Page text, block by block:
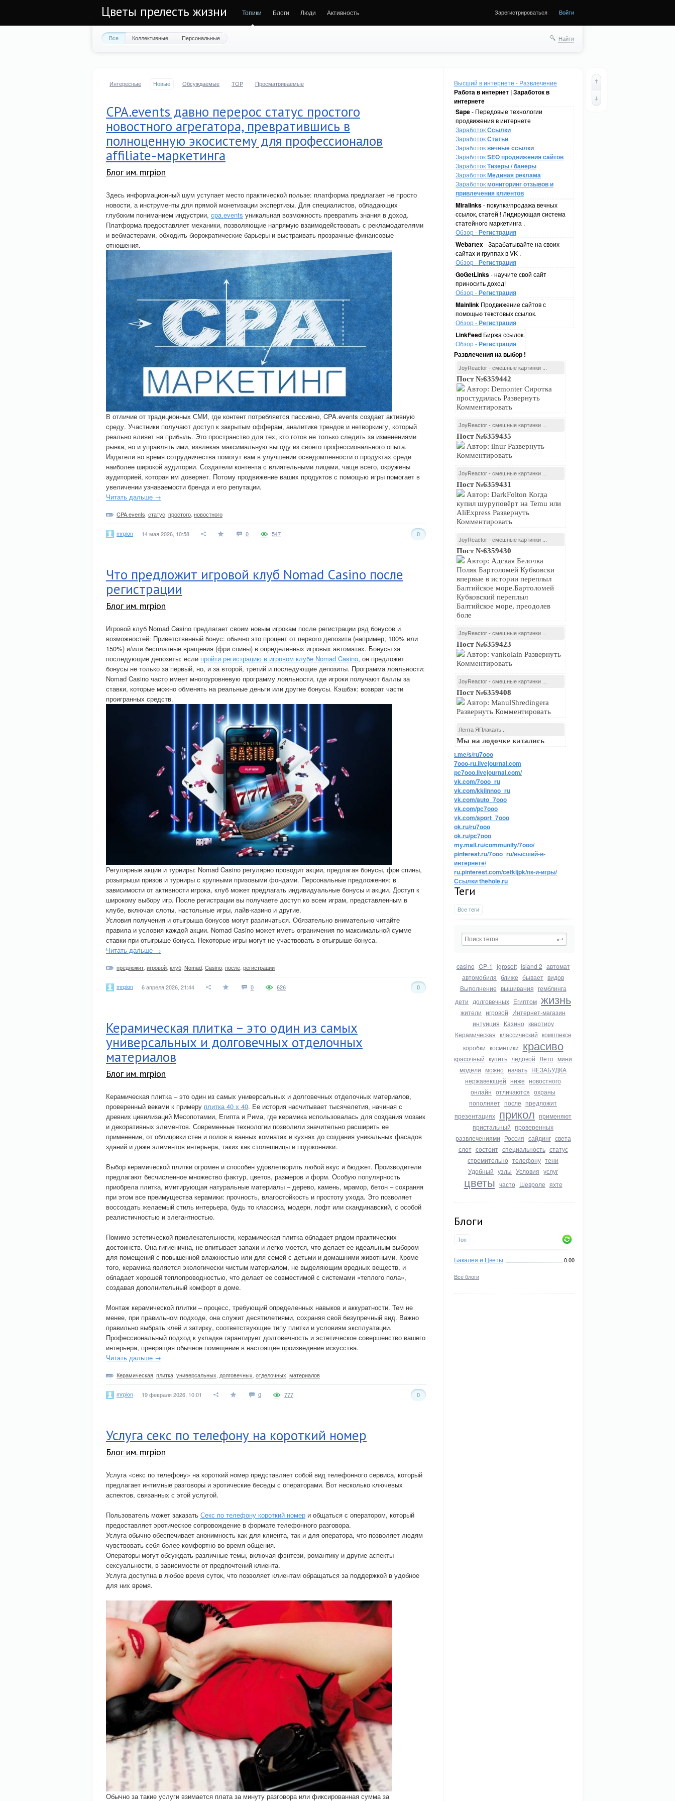
Цветы прелесть жизни Топики Блоги Люди Активность Зарегистрироваться Войти
Все Коллективные Персональные Найти
Высший в интернете - Развлечение
Работа в интернет | Заработок в
интернете
Sape- Передовые технологии
продвижения в интернете
ЗаработокСсылки
ЗаработокСтатьи
Заработоквечные ссылки
ЗаработокSEO продвижения сайтов
ЗаработокТизеры / банеры
ЗаработокМединая реклама
Заработокмониторинг отзывов и
привлечения клиентов
Miralinks- покупка\продажа вечных
ссылок, статей ! Лидирующая система
статейного маркетинга .
Обзор -Регистрация
Webartex- Зарабатывайте на своих
сайтах и группах в VK .
Обзор -Регистрация
GoGetLinks- научите свой сайт
приносить доход!
Обзор -Регистрация
Mainlink Продвижение сайтов с
помощью текстовых ссылок.
Обзор -Регистрация
LinkFeed Биржа ссылок.
Обзор -Регистрация
Развлечения на выбор !
JoyReactor - смешные картинки ...
Пост №6359442
Автор: Demonter Сиротка
простудилась Развернуть
Комментировать
JoyReactor - смешные картинки ...
Пост №6359435
Автор: ilnur Развернуть
Комментировать
JoyReactor - смешные картинки ...
Пост №6359431
Автор: DarkFolton Когда
купил шуруповёрт на Temu или
AliExpress Развернуть
Комментировать
JoyReactor - смешные картинки ...
Пост №6359430
Автор: Адская Белочка
Поляк Бартоломей Кубковски
впервые в истории переплыл
Балтийское море.Бартоломей
Кубковский переплыл
Балтийское море, преодолев
боле
JoyReactor - смешные картинки ...
Пост №6359423
Автор: vankolain Развернуть
Комментировать
JoyReactor - смешные картинки ...
Пост №6359408
Автор: ManulShredingera
Развернуть Комментировать
Лента ЯПлакалъ...
Мы на лодочке катались
t.me/s/ru7ooo
7ooo-ru.livejournal.com
pc7ooo.livejournal.com/
vk.com/7ooo_ru
vk.com/kkiinnoo_ru
vk.com/auto_7ooo
vk.com/pc7ooo
vk.com/sport_7ooo
ok.ru/ru7ooo
ok.ru/pc7ooo
my.mail.ru/community/7ooo/
pinterest.ru/7ooo_ru/высший-в-
интернете/
ru.pinterest.com/cetkijpk/пк-и-игры/
Ссылки thehole.ru
Теги
Все теги
casino CP-1 Igrosoft Island 2 автомат
автомобиля ближе бывает видов
Выполнение вышивания гемблинга
дети долговечных Египтом жизнь
жители игровой Интернет-магазин
интуиция Казино квартиру
Керамическая классический комплексе
коробки косметики красиво
красочный купить ледовой Лето мини
модели можно начать НЕЗАБУДКА
нержавеющей ниже новостного
онлайн отличаются охраны
пополняет после предложит
презентациях прикол применяют
пристальный проверенных
развлечениями Россия сайдинг света
слот состоит специальность статус
стремительно телефону тени
Удобный узлы Условия услуг
цветы часто Шевроле яхте
Блоги
Топ
Бакалея и Цветы 0.00
Все блоги
Интересные Новые Обсуждаемые TOP Просматриваемые
CPA.events давно перерос статус простого
новостного агрегатора, превратившись в
полноценную экосистему для профессионалов
affiliate-маркетинга
Блог им. mrpion
Здесь информационный шум уступает место практической пользе: платформа предлагает не просто
новости, а инструменты для прямой монетизации экспертизы. Для специалистов, обладающих
глубоким пониманием индустрии, cpa.events уникальная возможность превратить знания в доход.
Платформа предоставляет механики, позволяющие напрямую взаимодействовать с рекламодателями
и вебмастерами, обходить бюрократические барьеры и выстраивать прозрачные финансовые
отношения.
В отличие от традиционных СМИ, где контент потребляется пассивно, CPA.events создает активную
среду. Участники получают доступ к закрытым офферам, аналитике трендов и нетворкингу, который
реально влияет на прибыль. Это пространство для тех, кто готов не только следить за изменениями
рынка, но и управлять ими, извлекая максимальную выгоду из своего профессионального опыта.
Издатели во время сотрудничества помогут вам в улучшении осведомленности о продуктах среди
наиболее широкой аудитории. Создатели контента с влиятельными лицами, чаще всего, окружены
аудиторией, которая им доверяет. Потому продвижение ваших продуктов с помощью игры помогает в
увеличении узнаваемости бренда и его репутации.
Читать дальше →
CPA.events статус простого новостного
mrpion 14 мая 2026, 10:58 0 0
547
Что предложит игровой клуб Nomad Casino после
регистрации
Блог им. mrpion
Игровой клуб Nomad Casino предлагает своим новым игрокам после регистрации ряд бонусов и
возможностей: Приветственный бонус: обычно это процент от первого депозита (например, 100% или
150%) и/или бесплатные вращения (фри спины) в определенных игровых автоматах. Бонусы за
последующие депозиты: если пройти регистрацию в игровом клубе Nomad Casino, он предложит
бонусы не только за первый, но, и за второй, третий и последующие депозиты. Программа лояльности:
Nomad Casino часто имеет многоуровневую программу лояльности, где игроки получают баллы за
ставки, которые можно обменять на реальные деньги или другие бонусы. Кэшбэк: возврат части
проигранных средств.
Регулярные акции и турниры: Nomad Casino регулярно проводит акции, предлагая бонусы, фри спины,
розыгрыши призов и турниры с крупными призовыми фондами. Персональные предложения: в
зависимости от активности игрока, клуб может предлагать индивидуальные бонусы и акции. Доступ к
широкому выбору игр. После регистрации вы получаете доступ ко всем играм, представленным в
клубе, включая слоты, настольные игры, лайв-казино и другие.
Условия получения и отыгрыша бонусов могут различаться. Обязательно внимательно читайте
правила и условия каждой акции. Nomad Casino может иметь ограничения по максимальной сумме
ставки при отыгрыше бонуса. Некоторые игры могут не участвовать в отыгрыше бонуса.
Читать дальше →
предложит игровой клуб Nomad Casino после регистрации
mrpion 6 апреля 2026, 21:44 0 0
626
Керамическая плитка – это один из самых
универсальных и долговечных отделочных
материалов
Блог им. mrpion
Керамическая плитка – это один из самых универсальных и долговечных отделочных материалов,
проверенный веками к примеру плитка 40 х 40. Ее история насчитывает тысячелетия, начиная с
древних цивилизаций Месопотамии, Египта и Рима, где керамика использовалась для создания мозаик
и декоративных элементов. Современные технологии позволили значительно расширить ее
применение, от облицовки стен и полов в ванных комнатах и кухнях до создания уникальных фасадов
зданий и даже элементов интерьера, таких как столешницы и подоконники.
Выбор керамической плитки огромен и способен удовлетворить любой вкус и бюджет. Производители
предлагают бесчисленное множество фактур, цветов, размеров и форм. Особую популярность
приобрела плитка, имитирующая натуральные материалы – дерево, камень, мрамор, бетон – сохраняя
при этом все преимущества керамики: прочность, влагостойкость и простоту ухода. Это позволяет
воссоздать желаемый стиль интерьера, будь то классика, модерн, лофт или скандинавский, с особой
реалистичностью и элегантностью.
Помимо эстетической привлекательности, керамическая плитка обладает рядом практических
достоинств. Она гигиенична, не впитывает запахи и легко моется, что делает ее идеальным выбором
для помещений с повышенной влажностью или для семей с детьми и домашними животными. Кроме
того, керамика является экологически чистым материалом, не выделяющим вредных веществ, и
обладает хорошей теплопроводностью, что делает ее совместимой с системами «теплого пола»,
создавая дополнительный комфорт в доме.
Монтаж керамической плитки – процесс, требующий определенных навыков и аккуратности. Тем не
менее, при правильном подходе, она служит десятилетиями, сохраняя свой безупречный вид. Важно
правильно выбрать клей и затирку, соответствующие типу плитки и условиям эксплуатации.
Профессиональный подход к укладке гарантирует долговечность и эстетическое совершенство вашего
интерьера, превращая обычное помещение в настоящее произведение искусства.
Читать дальше →
Керамическая плитка универсальных долговечных отделочных материалов
mrpion 19 февраля 2026, 10:01 0 0
777
Услуга секс по телефону на короткий номер
Блог им. mrpion
Услуга «секс по телефону» на короткий номер представляет собой вид телефонного сервиса, который
предлагает интимные разговоры и эротические беседы с операторами. Вот несколько ключевых
аспектов, связанных с этой услугой.
Пользователь может заказать Секс по телефону короткий номер и общаться с оператором, который
предоставляет эротическое сопровождение в формате телефонного разговора.
Услуга обычно обеспечивает анонимность как для клиента, так и для оператора, что позволяет людям
чувствовать себя более комфортно во время общения.
Операторы могут обсуждать различные темы, включая фэнтези, романтику и другие аспекты
сексуальности, в зависимости от предпочтений клиента.
Услуга доступна в любое время суток, что позволяет клиентам обращаться за поддержкой в удобное
для них время.
Обычно за такие услуги взимается плата за минуту разговора или фиксированная сумма за